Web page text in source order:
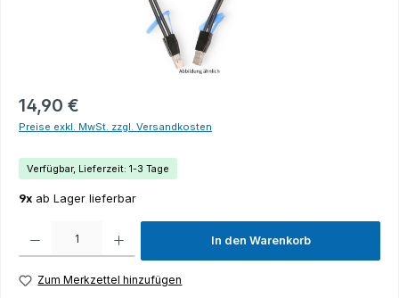
14,90 €
Preise exkl. MwSt. zzgl. Versandkosten
Verfügbar, Lieferzeit: 1-3 Tage
9x ab Lager lieferbar
In den Warenkorb
Zum Merkzettel hinzufügen